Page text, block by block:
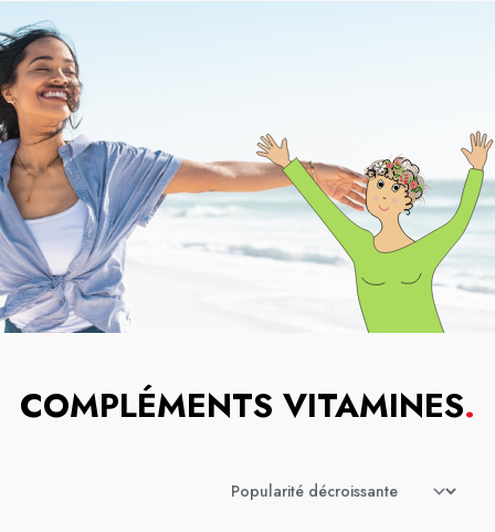
COMPLÉMENTS VITAMINES.